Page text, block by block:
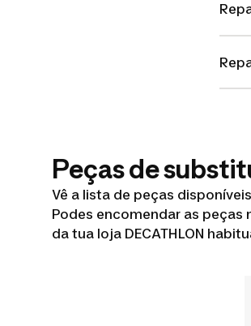
Peças de
Vê a lista de peças
Podes encomendar as
da tua loja DECATHLON